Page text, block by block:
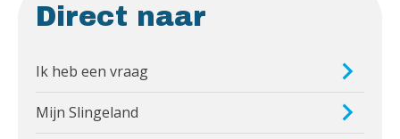
Direct naar
Ik heb een vraag
Mijn Slingeland